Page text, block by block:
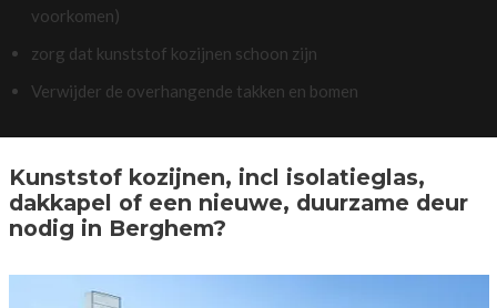
voorkomen)
zorg dat kunststof kozijnen schoon zijn
Verwijder de overhangende takken en bomen
Kunststof kozijnen, incl isolatieglas,
dakkapel of een nieuwe, duurzame deur
nodig in Berghem?